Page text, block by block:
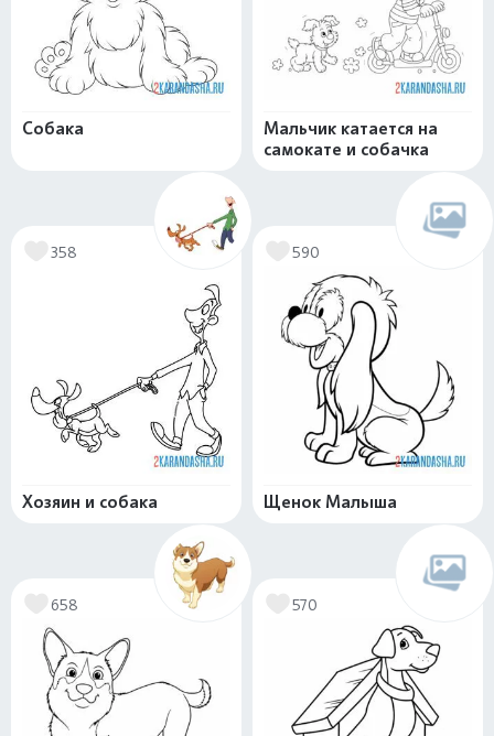
Собака
Мальчик катается на
самокате и собачка
358
Хозяин и собака
590
Щенок Малыша
658 570